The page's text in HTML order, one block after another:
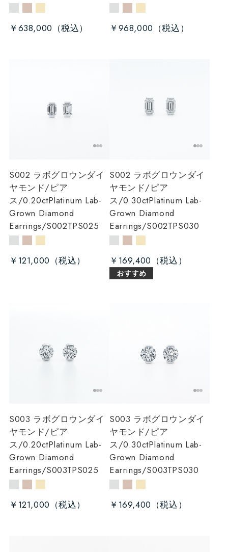
￥638,000 ￥968,000
S002 ラボグロウンダイ
ヤモンド/ピア
ス/0.20ctPlatinum Lab-
Grown Diamond
Earrings/S002TPS025
￥121,000
S002 ラボグロウンダイ
ヤモンド/ピア
ス/0.30ctPlatinum Lab-
Grown Diamond
Earrings/S002TPS030
￥169,400
S003 ラボグロウンダイ
ヤモンド/ピア
ス/0.20ctPlatinum Lab-
Grown Diamond
Earrings/S003TPS025
￥121,000
S003 ラボグロウンダイ
ヤモンド/ピア
ス/0.30ctPlatinum Lab-
Grown Diamond
Earrings/S003TPS030
￥169,400